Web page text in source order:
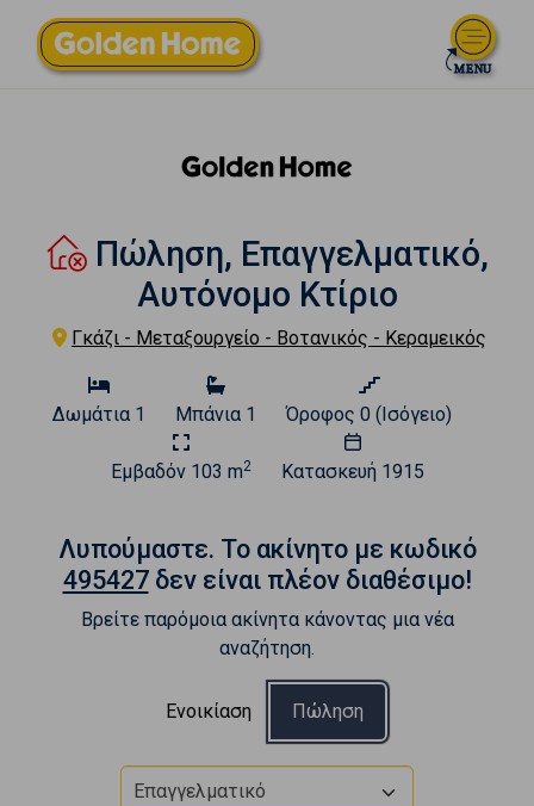
Πώληση, Επαγγελματικό,
Αυτόνομο Κτίριο
Γκάζι - Μεταξουργείο - Βοτανικός - Κεραμεικός
Δωμάτια 1 Μπάνια 1 Όροφος 0 (Ισόγειο)
Εμβαδόν 103 m2 Κατασκευή 1915
Λυπούμαστε. To ακίνητο με κωδικό
495427δεν είναι πλέον διαθέσιμο!
Βρείτε παρόμοια ακίνητα κάνοντας μια νέα
αναζήτηση.
Ενοικίαση Πώληση
Επαγγελματικό